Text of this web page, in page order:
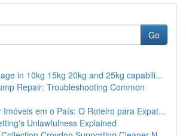
Go
in 10kg 15kg 20kg and 25kg capabili...
Repair: Troubleshooting Common
Imóveis em o País: O Roteiro para Expat...
Unlawfulness Explained